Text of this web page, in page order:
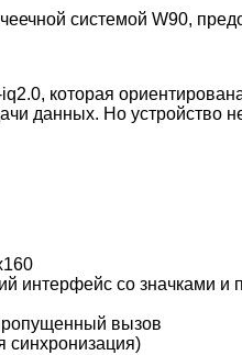
системой W90,
которая
данных. Но
интерфейс со значками
вызов
синхронизация)